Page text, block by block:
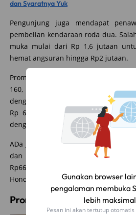
Gunakan browser
pengalaman membuka
lebih maksimal
Pesan ini akan tertutup otomatis
dan Syaratnya Yuk
Pengunjung juga mendapat
pembelian kendaraan roda dua.
muka mulai dari Rp 1,6 jutaan
hemat angsuran hingga Rp2 jutaan.
Promo tersebut berlaku untuk
160, Honda PCX 160, Honda ADV
dengan tenor 2-3 tahun. Ada juga
Rp 6 jutaan untuk Honda CB150X
dengan tenor 2 hingga 3 tahun.
ADa juga pilihan tenor hingga 6
dan Honda CBR250RR. Dapatkan
Rp660 ribu melalui aplikasi Moxa
Honda CB150X.
Promo dari SEVA